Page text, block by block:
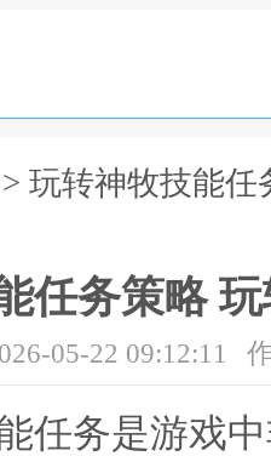
> 玩转神牧技能
任务策略
05-22 09:12:11
任务是游戏